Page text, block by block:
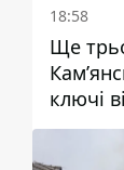
18:58
Ще
ключі